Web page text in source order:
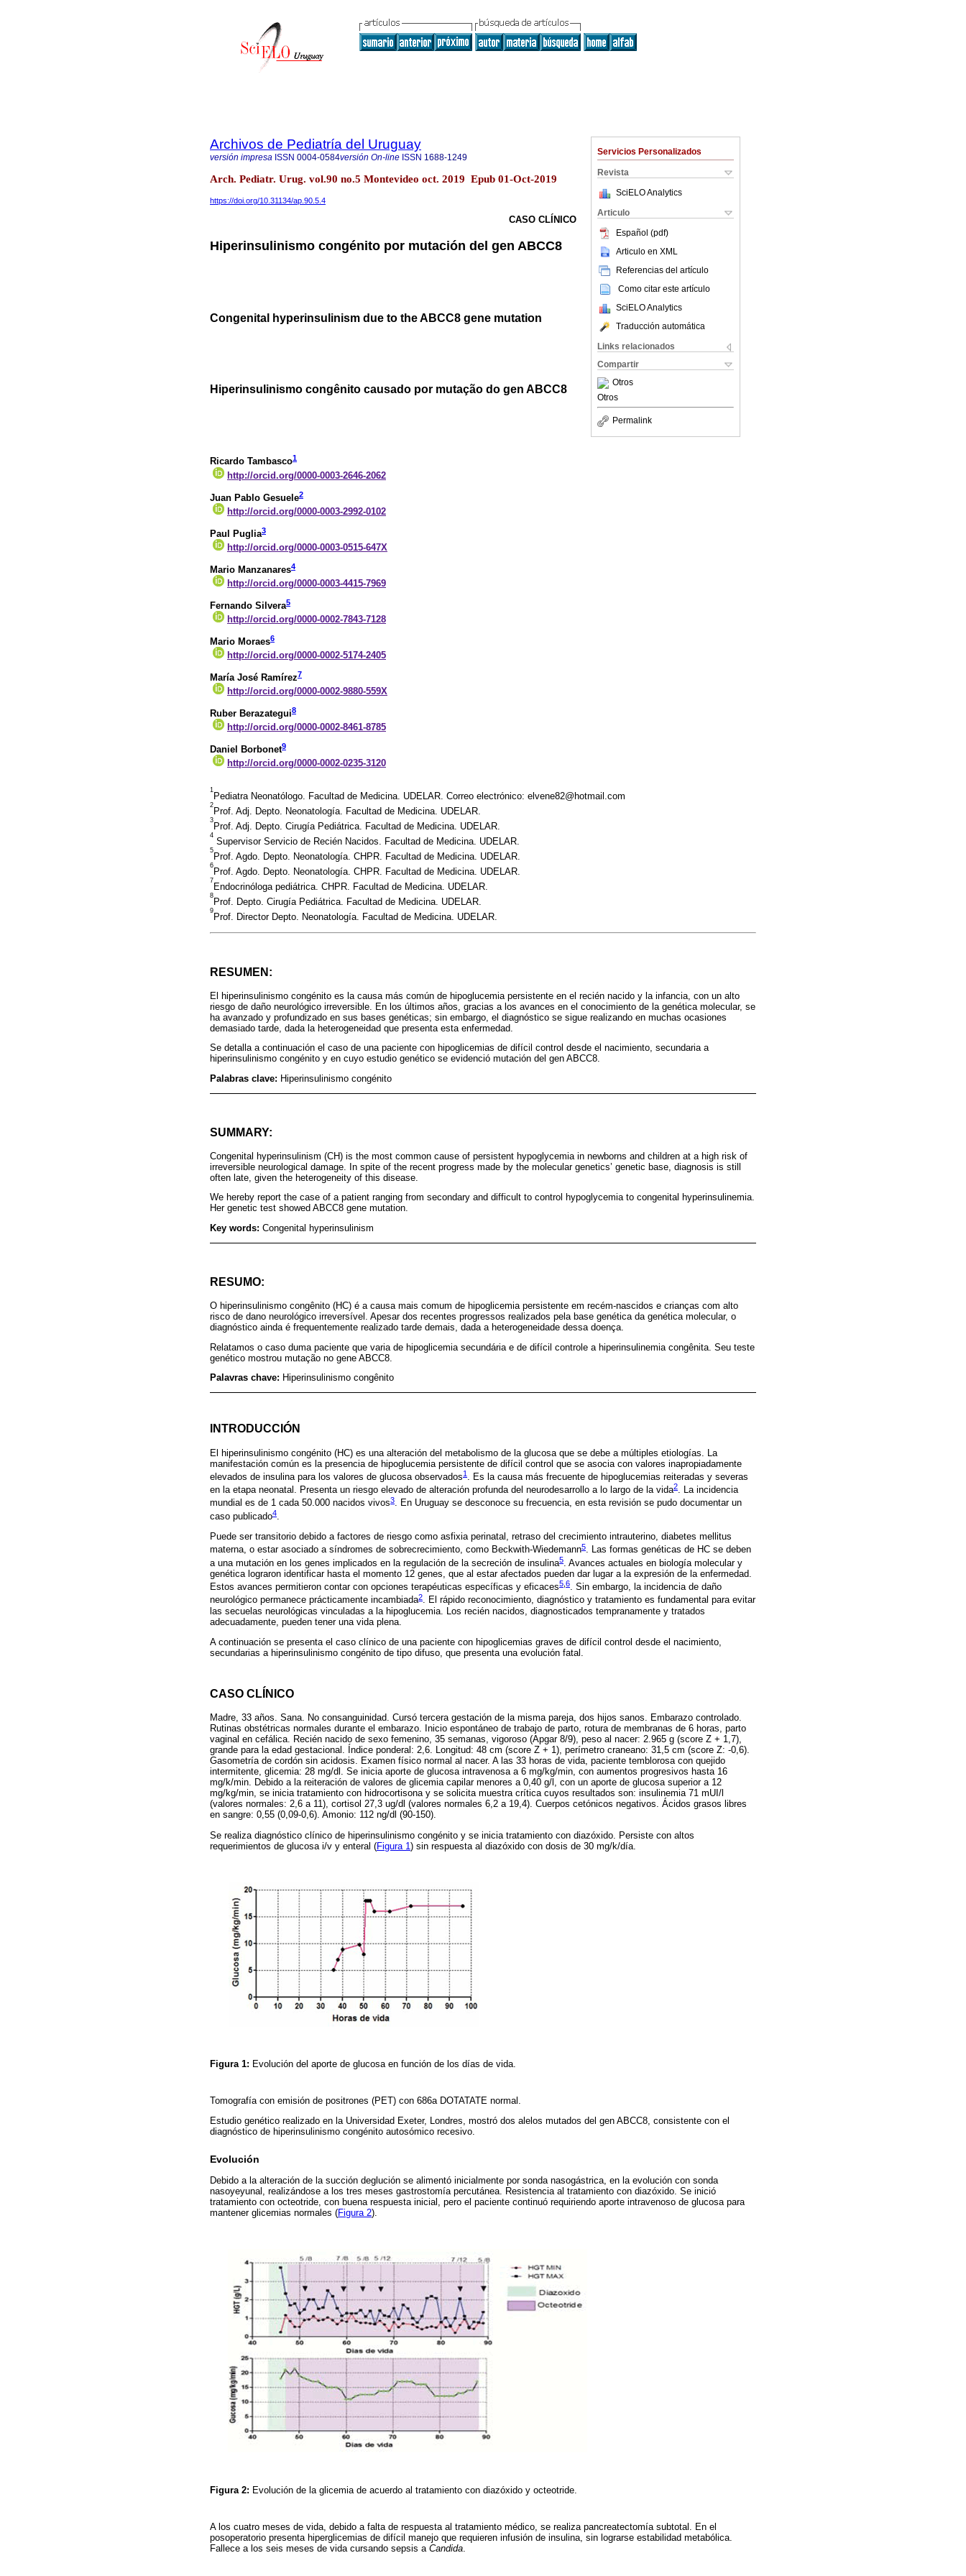
Servicios Personalizados
Revista
SciELO Analytics
Articulo
Español (pdf)
Articulo en XML
Referencias del artículo
Como citar este artículo
SciELO Analytics
Traducción automática
Links relacionados
Compartir
Otros
Otros
Permalink
Archivos de Pediatría del Uruguay
versión impresa ISSN 0004-0584versión On-line ISSN 1688-1249
Arch. Pediatr. Urug. vol.90 no.5 Montevideo oct. 2019 Epub 01-Oct-2019
https://doi.org/10.31134/ap.90.5.4
CASO CLÍNICO
Hiperinsulinismo congénito por mutación del gen ABCC8
Congenital hyperinsulinism due to the ABCC8 gene mutation
Hiperinsulinismo congênito causado por mutação do gen ABCC8
Ricardo Tambasco1
http://orcid.org/0000-0003-2646-2062
Juan Pablo Gesuele2
http://orcid.org/0000-0003-2992-0102
Paul Puglia3
http://orcid.org/0000-0003-0515-647X
Mario Manzanares4
http://orcid.org/0000-0003-4415-7969
Fernando Silvera5
http://orcid.org/0000-0002-7843-7128
Mario Moraes6
http://orcid.org/0000-0002-5174-2405
María José Ramírez7
http://orcid.org/0000-0002-9880-559X
Ruber Berazategui8
http://orcid.org/0000-0002-8461-8785
Daniel Borbonet9
http://orcid.org/0000-0002-0235-3120
1
Pediatra Neonatólogo. Facultad de Medicina. UDELAR. Correo electrónico: elvene82@hotmail.com
2
Prof. Adj. Depto. Neonatología. Facultad de Medicina. UDELAR.
3
Prof. Adj. Depto. Cirugía Pediátrica. Facultad de Medicina. UDELAR.
4
Supervisor Servicio de Recién Nacidos. Facultad de Medicina. UDELAR.
5
Prof. Agdo. Depto. Neonatología. CHPR. Facultad de Medicina. UDELAR.
6
Prof. Agdo. Depto. Neonatología. CHPR. Facultad de Medicina. UDELAR.
7
Endocrinóloga pediátrica. CHPR. Facultad de Medicina. UDELAR.
8
Prof. Depto. Cirugía Pediátrica. Facultad de Medicina. UDELAR.
9
Prof. Director Depto. Neonatología. Facultad de Medicina. UDELAR.
RESUMEN:
El hiperinsulinismo congénito es la causa más común de hipoglucemia persistente en el recién nacido y la infancia, con un alto
riesgo de daño neurológico irreversible. En los últimos años, gracias a los avances en el conocimiento de la genética molecular, se
ha avanzado y profundizado en sus bases genéticas; sin embargo, el diagnóstico se sigue realizando en muchas ocasiones
demasiado tarde, dada la heterogeneidad que presenta esta enfermedad.
Se detalla a continuación el caso de una paciente con hipoglicemias de difícil control desde el nacimiento, secundaria a
hiperinsulinismo congénito y en cuyo estudio genético se evidenció mutación del gen ABCC8.
Palabras clave: Hiperinsulinismo congénito
SUMMARY:
Congenital hyperinsulinism (CH) is the most common cause of persistent hypoglycemia in newborns and children at a high risk of
irreversible neurological damage. In spite of the recent progress made by the molecular genetics’ genetic base, diagnosis is still
often late, given the heterogeneity of this disease.
We hereby report the case of a patient ranging from secondary and difficult to control hypoglycemia to congenital hyperinsulinemia.
Her genetic test showed ABCC8 gene mutation.
Key words: Congenital hyperinsulinism
RESUMO:
O hiperinsulinismo congênito (HC) é a causa mais comum de hipoglicemia persistente em recém-nascidos e crianças com alto
risco de dano neurológico irreversível. Apesar dos recentes progressos realizados pela base genética da genética molecular, o
diagnóstico ainda é frequentemente realizado tarde demais, dada a heterogeneidade dessa doença.
Relatamos o caso duma paciente que varia de hipoglicemia secundária e de difícil controle a hiperinsulinemia congênita. Seu teste
genético mostrou mutação no gene ABCC8.
Palavras chave: Hiperinsulinismo congênito
INTRODUCCIÓN
El hiperinsulinismo congénito (HC) es una alteración del metabolismo de la glucosa que se debe a múltiples etiologías. La
manifestación común es la presencia de hipoglucemia persistente de difícil control que se asocia con valores inapropiadamente
elevados de insulina para los valores de glucosa observados1
. Es la causa más frecuente de hipoglucemias reiteradas y severas
en la etapa neonatal. Presenta un riesgo elevado de alteración profunda del neurodesarrollo a lo largo de la vida2. La incidencia
mundial es de 1 cada 50.000 nacidos vivos3. En Uruguay se desconoce su frecuencia, en esta revisión se pudo documentar un
caso publicado4.
Puede ser transitorio debido a factores de riesgo como asfixia perinatal, retraso del crecimiento intrauterino, diabetes mellitus
materna, o estar asociado a síndromes de sobrecrecimiento, como Beckwith-Wiedemann5. Las formas genéticas de HC se deben
a una mutación en los genes implicados en la regulación de la secreción de insulina5. Avances actuales en biología molecular y
genética lograron identificar hasta el momento 12 genes, que al estar afectados pueden dar lugar a la expresión de la enfermedad.
Estos avances permitieron contar con opciones terapéuticas específicas y eficaces5 6. Sin embargo, la incidencia de daño
neurológico permanece prácticamente incambiada2. El rápido reconocimiento, diagnóstico y tratamiento es fundamental para evitar
las secuelas neurológicas vinculadas a la hipoglucemia. Los recién nacidos, diagnosticados tempranamente y tratados
adecuadamente, pueden tener una vida plena.
A continuación se presenta el caso clínico de una paciente con hipoglicemias graves de difícil control desde el nacimiento,
secundarias a hiperinsulinismo congénito de tipo difuso, que presenta una evolución fatal.
CASO CLÍNICO
Madre, 33 años. Sana. No consanguinidad. Cursó tercera gestación de la misma pareja, dos hijos sanos. Embarazo controlado.
Rutinas obstétricas normales durante el embarazo. Inicio espontáneo de trabajo de parto, rotura de membranas de 6 horas, parto
vaginal en cefálica. Recién nacido de sexo femenino, 35 semanas, vigoroso (Apgar 8/9), peso al nacer: 2.965 g (score Z + 1,7),
grande para la edad gestacional. Índice ponderal: 2,6. Longitud: 48 cm (score Z + 1), perímetro craneano: 31,5 cm (score Z: -0,6).
Gasometría de cordón sin acidosis. Examen físico normal al nacer. A las 33 horas de vida, paciente temblorosa con quejido
intermitente, glicemia: 28 mg/dl. Se inicia aporte de glucosa intravenosa a 6 mg/kg/min, con aumentos progresivos hasta 16
mg/k/min. Debido a la reiteración de valores de glicemia capilar menores a 0,40 g/l, con un aporte de glucosa superior a 12
mg/kg/min, se inicia tratamiento con hidrocortisona y se solicita muestra crítica cuyos resultados son: insulinemia 71 mUI/l
(valores normales: 2,6 a 11), cortisol 27,3 ug/dl (valores normales 6,2 a 19,4). Cuerpos cetónicos negativos. Ácidos grasos libres
en sangre: 0,55 (0,09-0,6). Amonio: 112 ng/dl (90-150).
Se realiza diagnóstico clínico de hiperinsulinismo congénito y se inicia tratamiento con diazóxido. Persiste con altos
requerimientos de glucosa i/v y enteral (Figura 1) sin respuesta al diazóxido con dosis de 30 mg/k/día.
Figura 1: Evolución del aporte de glucosa en función de los días de vida.
Tomografía con emisión de positrones (PET) con 686a DOTATATE normal.
Estudio genético realizado en la Universidad Exeter, Londres, mostró dos alelos mutados del gen ABCC8, consistente con el
diagnóstico de hiperinsulinismo congénito autosómico recesivo.
Evolución
Debido a la alteración de la succión deglución se alimentó inicialmente por sonda nasogástrica, en la evolución con sonda
nasoyeyunal, realizándose a los tres meses gastrostomía percutánea. Resistencia al tratamiento con diazóxido. Se inició
tratamiento con octeotride, con buena respuesta inicial, pero el paciente continuó requiriendo aporte intravenoso de glucosa para
mantener glicemias normales (Figura 2).
Figura 2: Evolución de la glicemia de acuerdo al tratamiento con diazóxido y octeotride.
A los cuatro meses de vida, debido a falta de respuesta al tratamiento médico, se realiza pancreatectomía subtotal. En el
posoperatorio presenta hiperglicemias de difícil manejo que requieren infusión de insulina, sin lograrse estabilidad metabólica.
Fallece a los seis meses de vida cursando sepsis a Candida.